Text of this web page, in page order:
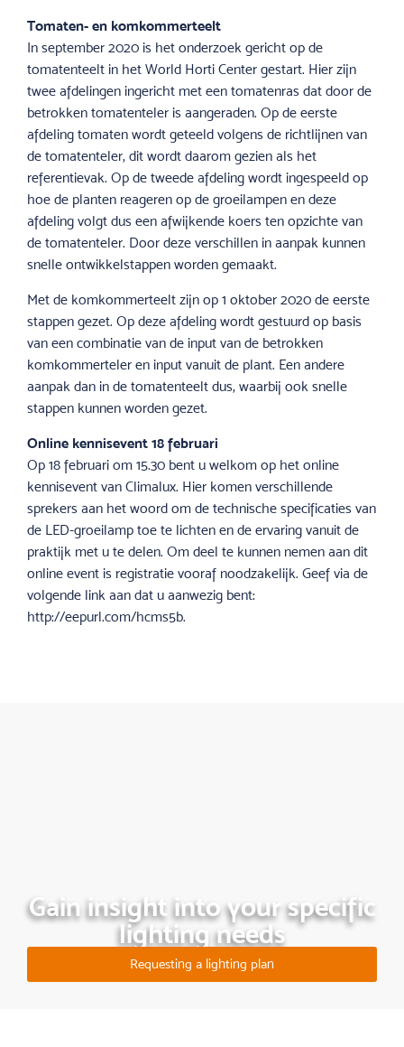
Tomaten- en komkommerteelt
In september 2020 is het onderzoek gericht op de
tomatenteelt in het World Horti Center gestart. Hier zijn
twee afdelingen ingericht met een tomatenras dat door de
betrokken tomatenteler is aangeraden. Op de eerste
afdeling tomaten wordt geteeld volgens de richtlijnen van
de tomatenteler, dit wordt daarom gezien als het
referentievak. Op de tweede afdeling wordt ingespeeld op
hoe de planten reageren op de groeilampen en deze
afdeling volgt dus een afwijkende koers ten opzichte van
de tomatenteler. Door deze verschillen in aanpak kunnen
snelle ontwikkelstappen worden gemaakt.
Met de komkommerteelt zijn op 1 oktober 2020 de eerste
stappen gezet. Op deze afdeling wordt gestuurd op basis
van een combinatie van de input van de betrokken
komkommerteler en input vanuit de plant. Een andere
aanpak dan in de tomatenteelt dus, waarbij ook snelle
stappen kunnen worden gezet.
Online kennisevent 18 februari
Op 18 februari om 15.30 bent u welkom op het online
kennisevent van Climalux. Hier komen verschillende
sprekers aan het woord om de technische specificaties van
de LED-groeilamp toe te lichten en de ervaring vanuit de
praktijk met u te delen. Om deel te kunnen nemen aan dit
online event is registratie vooraf noodzakelijk. Geef via de
volgende link aan dat u aanwezig bent:
http://eepurl.com/hcms5b.
Gain insight into your specific
lighting needs
Requesting a lighting plan